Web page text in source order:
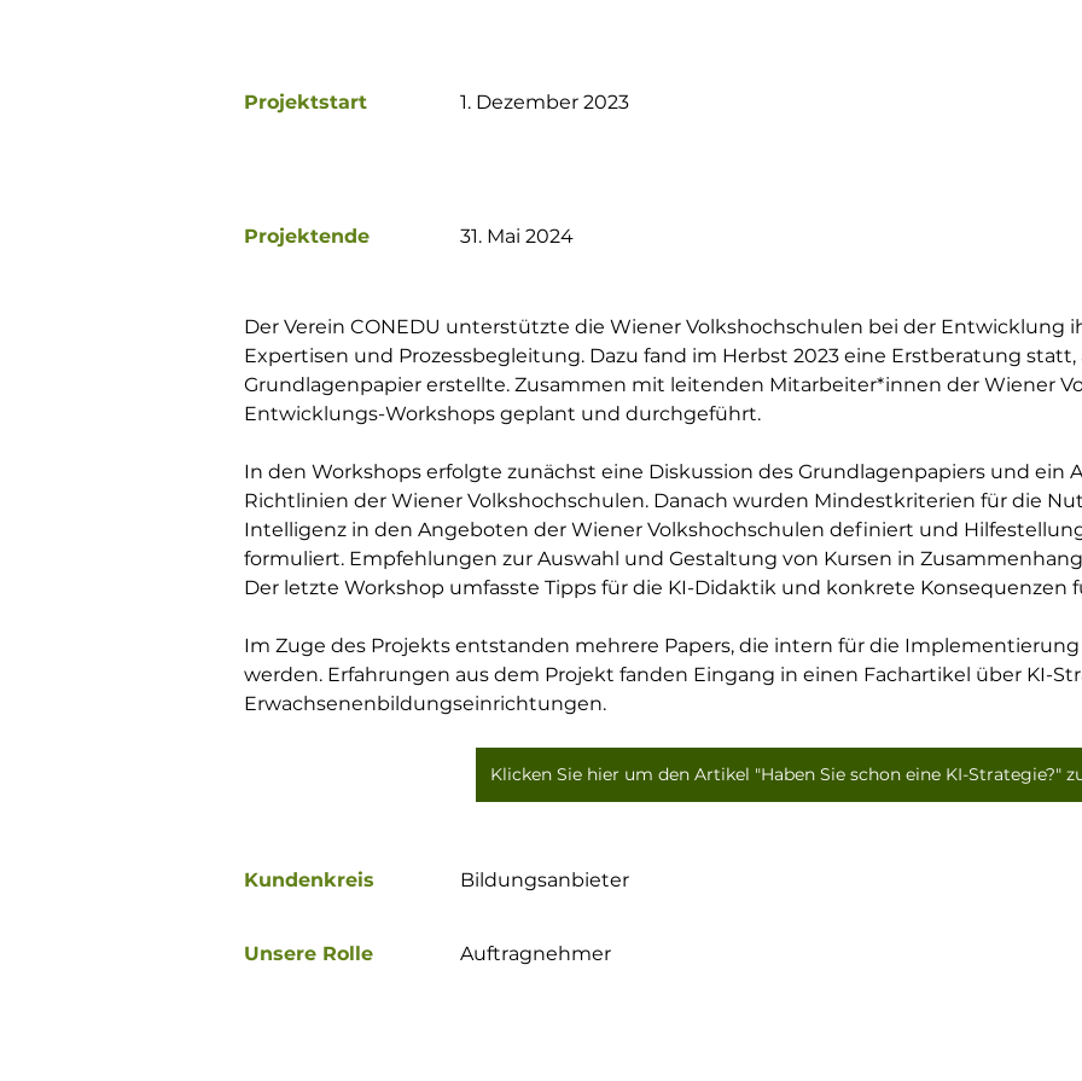
Projektstart 1. Dezember 2023
Projektende 31. Mai 2024
Der Verein CONEDU unterstützte die Wiener Volkshochschulen bei der Entwicklung
Expertisen und Prozessbegleitung. Dazu fand im Herbst 2023 eine Erstberatung statt,
Grundlagenpapier erstellte. Zusammen mit leitenden Mitarbeiter*innen der Wiener
Entwicklungs-Workshops geplant und durchgeführt.
In den Workshops erfolgte zunächst eine Diskussion des Grundlagenpapiers und ein
Richtlinien der Wiener Volkshochschulen. Danach wurden Mindestkriterien für die
Intelligenz in den Angeboten der Wiener Volkshochschulen definiert und
formuliert. Empfehlungen zur Auswahl und Gestaltung von Kursen in
Der letzte Workshop umfasste Tipps für die KI-Didaktik und konkrete Konsequenzen
Im Zuge des Projekts entstanden mehrere Papers, die intern für die
werden. Erfahrungen aus dem Projekt fanden Eingang in einen Fachartikel über KI-
Erwachsenenbildungseinrichtungen.
Klicken Sie hier um den Artikel "Haben Sie schon eine KI-Strategie?"
Kundenkreis Bildungsanbieter
Unsere Rolle Auftragnehmer